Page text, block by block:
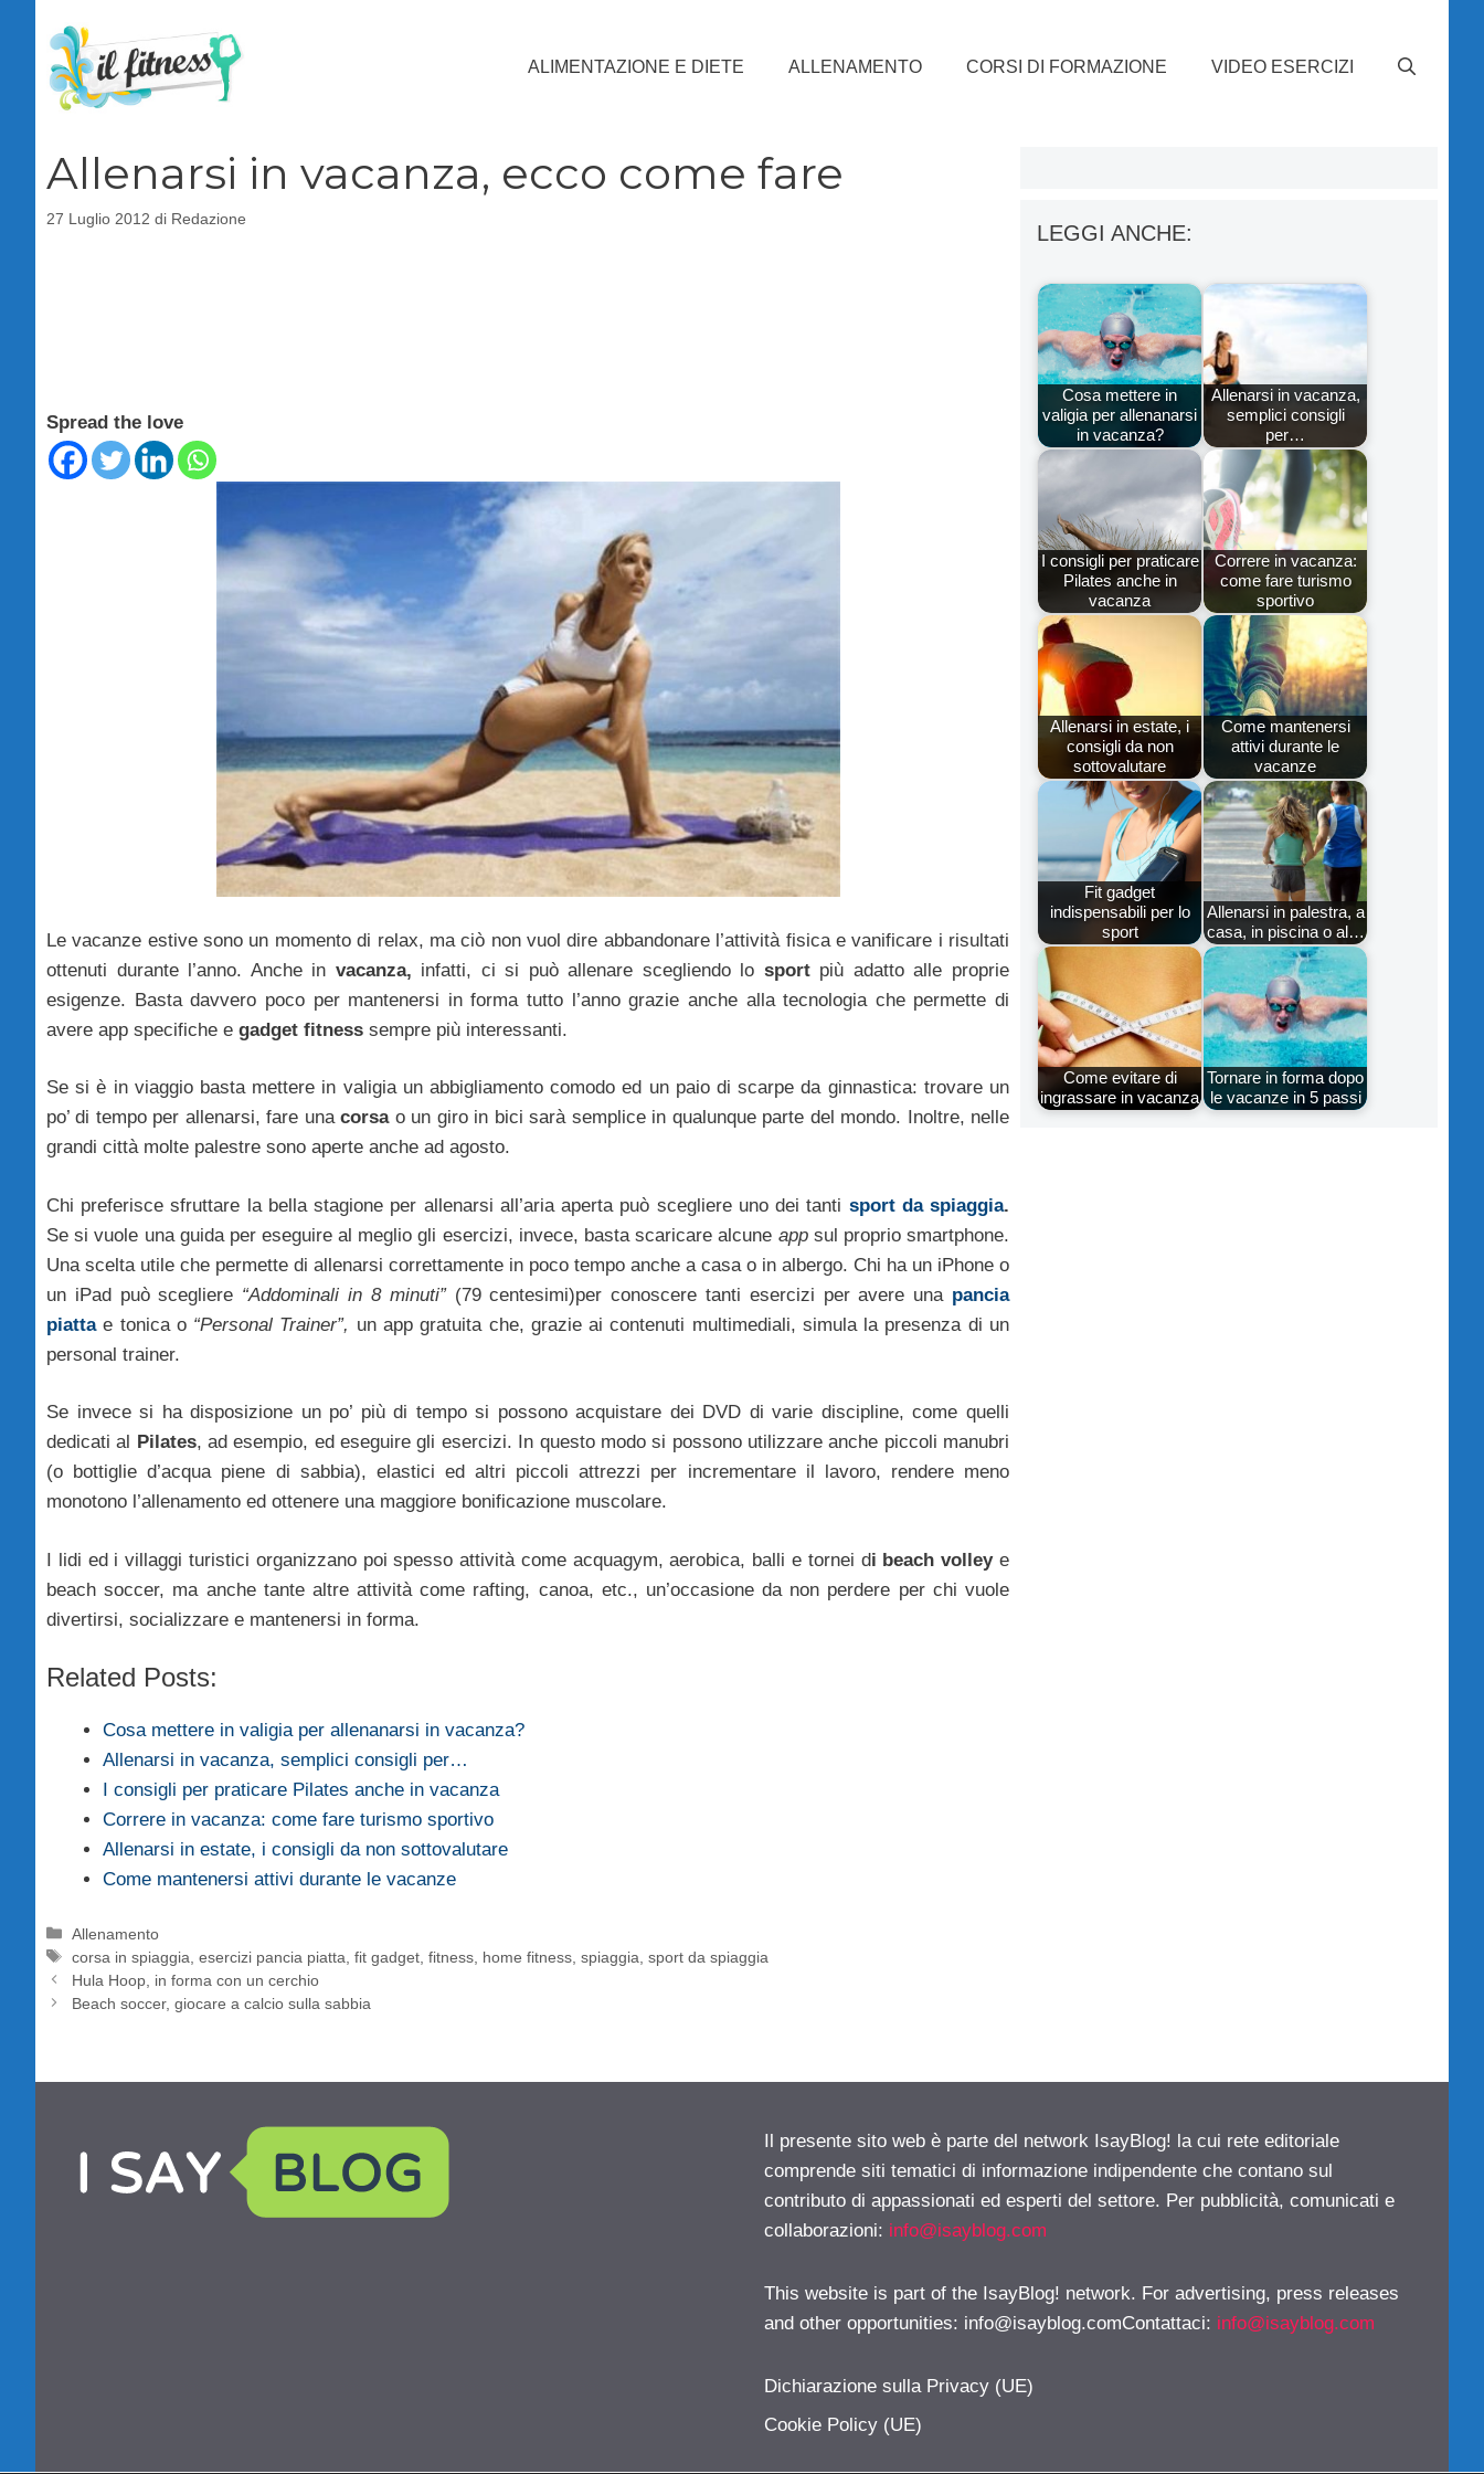
contenuto
ALIMENTAZIONE E DIETE ALLENAMENTO CORSI DI FORMAZIONE VIDEO ESERCIZI
Allenarsi in vacanza, ecco come fare
27 Luglio 2012 di Redazione
Spread the love
Le vacanze estive sono un momento di relax, ma ciò non vuol dire abbandonare l’attività fisica e vanificare i risultati
ottenuti durante l’anno. Anche in vacanza, infatti, ci si può allenare scegliendo lo sportpiù adatto alle proprie
esigenze. Basta davvero poco per mantenersi in forma tutto l’anno grazie anche alla tecnologia che permette di
avere app specifiche e gadget fitness sempre più interessanti.
Se si è in viaggio basta mettere in valigia un abbigliamento comodo ed un paio di scarpe da ginnastica: trovare un
po’ di tempo per allenarsi, fare unacorsao un giro in bici sarà semplice in qualunque parte del mondo. Inoltre, nelle
grandi città molte palestre sono aperte anche ad agosto.
Chi preferisce sfruttare la bella stagione per allenarsi all’aria aperta può scegliere uno dei tanti sport da spiaggia.
Se si vuole una guida per eseguire al meglio gli esercizi, invece, basta scaricare alcune appsul proprio smartphone.
Una scelta utile che permette di allenarsi correttamente in poco tempo anche a casa o in albergo. Chi ha un iPhone o
un iPad può scegliere “Addominali in 8 minuti”(79 centesimi)per conoscere tanti esercizi per avere una pancia
piattae tonica o“Personal Trainer”, un app gratuita che, grazie ai contenuti multimediali, simula la presenza di un
personal trainer.
Se invece si ha disposizione un po’ più di tempo si possono acquistare dei DVD di varie discipline, come quelli
dedicati al Pilates, ad esempio, ed eseguire gli esercizi. In questo modo si possono utilizzare anche piccoli manubri
(o bottiglie d’acqua piene di sabbia), elastici ed altri piccoli attrezzi per incrementare il lavoro, rendere meno
monotono l’allenamento ed ottenere una maggiore bonificazione muscolare.
I lidi ed i villaggi turistici organizzano poi spesso attività come acquagym, aerobica, balli e tornei di beach volleye
beach soccer, ma anche tante altre attività come rafting, canoa, etc., un’occasione da non perdere per chi vuole
divertirsi, socializzare e mantenersi in forma.
Related Posts:
Cosa mettere in valigia per allenanarsi in vacanza?
Allenarsi in vacanza, semplici consigli per…
I consigli per praticare Pilates anche in vacanza
Correre in vacanza: come fare turismo sportivo
Allenarsi in estate, i consigli da non sottovalutare
Come mantenersi attivi durante le vacanze
Categorie
Allenamento
Tag
corsa in spiaggia ,esercizi pancia piatta ,fit gadget ,fitness home fitness ,spiaggia ,sport da spiaggia
Hula Hoop, in forma con un cerchio
Beach soccer, giocare a calcio sulla sabbia
LEGGI ANCHE:
Cosa mettere in
valigia per allenanarsi
in vacanza?
Allenarsi in vacanza,
semplici consigli
per…
I consigli per praticare
Pilates anche in
vacanza
Correre in vacanza:
come fare turismo
sportivo
Allenarsi in estate, i
consigli da non
sottovalutare
Come mantenersi
attivi durante le
vacanze
Fit gadget
indispensabili per lo
sport
Allenarsi in palestra, a
casa, in piscina o al…
Come evitare di
ingrassare in vacanza
Tornare in forma dopo
le vacanze in 5 passi
Il presente sito web è parte del network IsayBlog! la cui rete editoriale
comprende siti tematici di informazione indipendente che contano sul
contributo di appassionati ed esperti del settore. Per pubblicità, comunicati e
collaborazioni: info@isayblog.com
This website is part of the IsayBlog! network. For advertising, press releases
and other opportunities: info@isayblog.comContattaci: info@isayblog.com
Dichiarazione sulla Privacy (UE)
Cookie Policy (UE)